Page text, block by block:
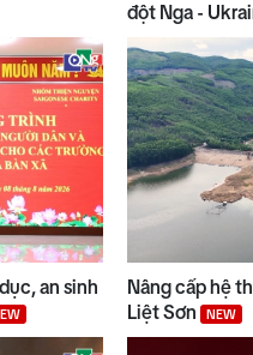
đột Nga -
an sinh
Nâng cấp hệ
Liệt Sơn
NEW